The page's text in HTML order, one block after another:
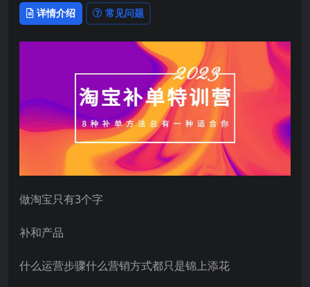
详情介绍 常见问题
做淘宝只有3个字
补和产品
什么运营步骤什么营销方式都只是锦上添花